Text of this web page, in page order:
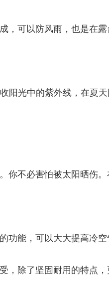
，可以防风雨，也是在
阳光中的紫外线，在夏
你不必害怕被太阳晒伤
功能，可以大大提高冷空
，除了坚固耐用的特点，